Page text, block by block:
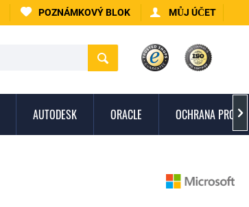
POZNÁMKOVÝ BLOK MŮJ ÚČET
AUTODESK ORACLE OCHRANA PROTI
